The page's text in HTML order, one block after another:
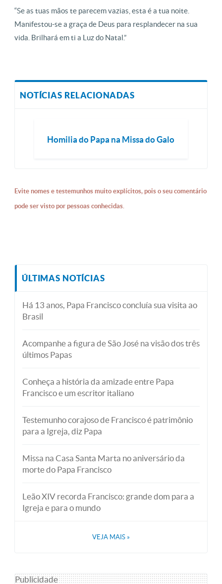
“Se as tuas mãos te parecem vazias, esta é a tua noite.
Manifestou-se a graça de Deus para resplandecer na sua
vida. Brilhará em ti a Luz do Natal.”
NOTÍCIAS RELACIONADAS
Homilia do Papa na Missa do Galo
Evite nomes e testemunhos muito explícitos, pois o seu comentário
pode ser visto por pessoas conhecidas.
ÚLTIMAS NOTÍCIAS
Há 13 anos, Papa Francisco concluía sua visita ao
Brasil
Acompanhe a figura de São José na visão dos três
últimos Papas
Conheça a história da amizade entre Papa
Francisco e um escritor italiano
Testemunho corajoso de Francisco é patrimônio
para a Igreja, diz Papa
Missa na Casa Santa Marta no aniversário da
morte do Papa Francisco
Leão XIV recorda Francisco: grande dom para a
Igreja e para o mundo
VEJA MAIS »
Publicidade